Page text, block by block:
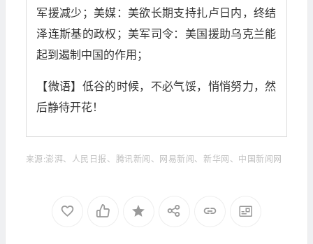
军援减少；美媒：美欲长期支持扎卢日内，终结
泽连斯基的政权；美军司令：美国援助乌克兰能
起到遏制中国的作用；
【微语】低谷的时候，不必气馁，悄悄努力，然
后静待开花！
来源:澎湃、人民日报、腾讯新闻、网易新闻、新华网、中国新闻网